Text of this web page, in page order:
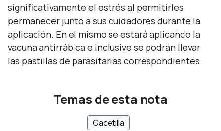
significativamente el estrés al permitirles
permanecer junto a sus cuidadores durante la
aplicación. En el mismo se estará aplicando la
vacuna antirrábica e inclusive se podrán llevar
las pastillas de parasitarias correspondientes.
Temas de esta nota
Gacetilla